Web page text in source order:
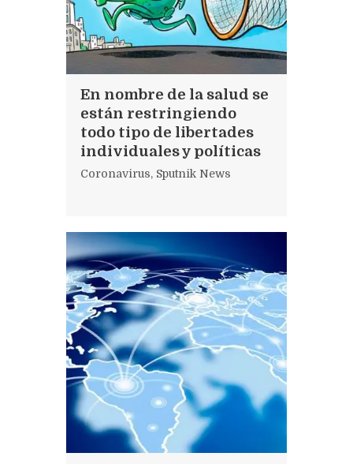
En nombre de la salud se
están restringiendo
todo tipo de libertades
individuales y políticas
Coronavirus, Sputnik News